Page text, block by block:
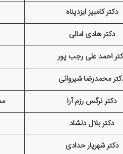
دکتر کامبیز ایزدپناه
دکتر هادی امالی
احمد علی رجب پور
محمدرضا شیروانی
دکتر نرگس رزم آرا
دکتر بلال دلشاد
دکتر شهریار حدادی